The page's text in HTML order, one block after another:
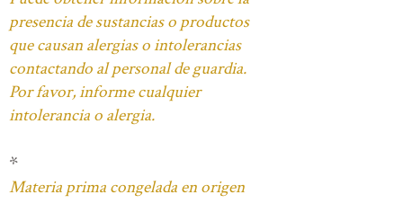
presencia de sustancias o productos
que causan alergias o intolerancias
contactando al personal de guardia.
Por favor, informe cualquier
intolerancia o alergia.
*
Materia prima congelada en origen